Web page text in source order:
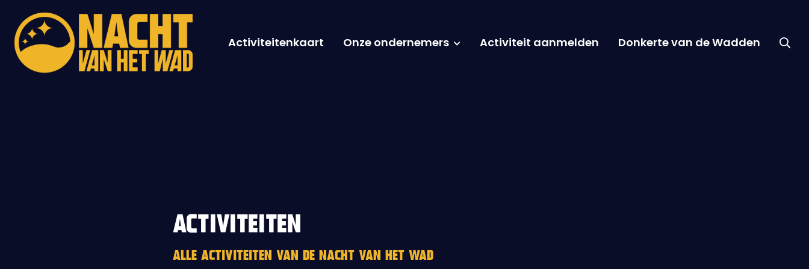
Activiteitenkaart Onze ondernemers Activiteit aanmelden Donkerte van de Wadden
ACTIVITEITEN
ALLE ACTIVITEITEN VAN DE NACHT VAN HET WAD